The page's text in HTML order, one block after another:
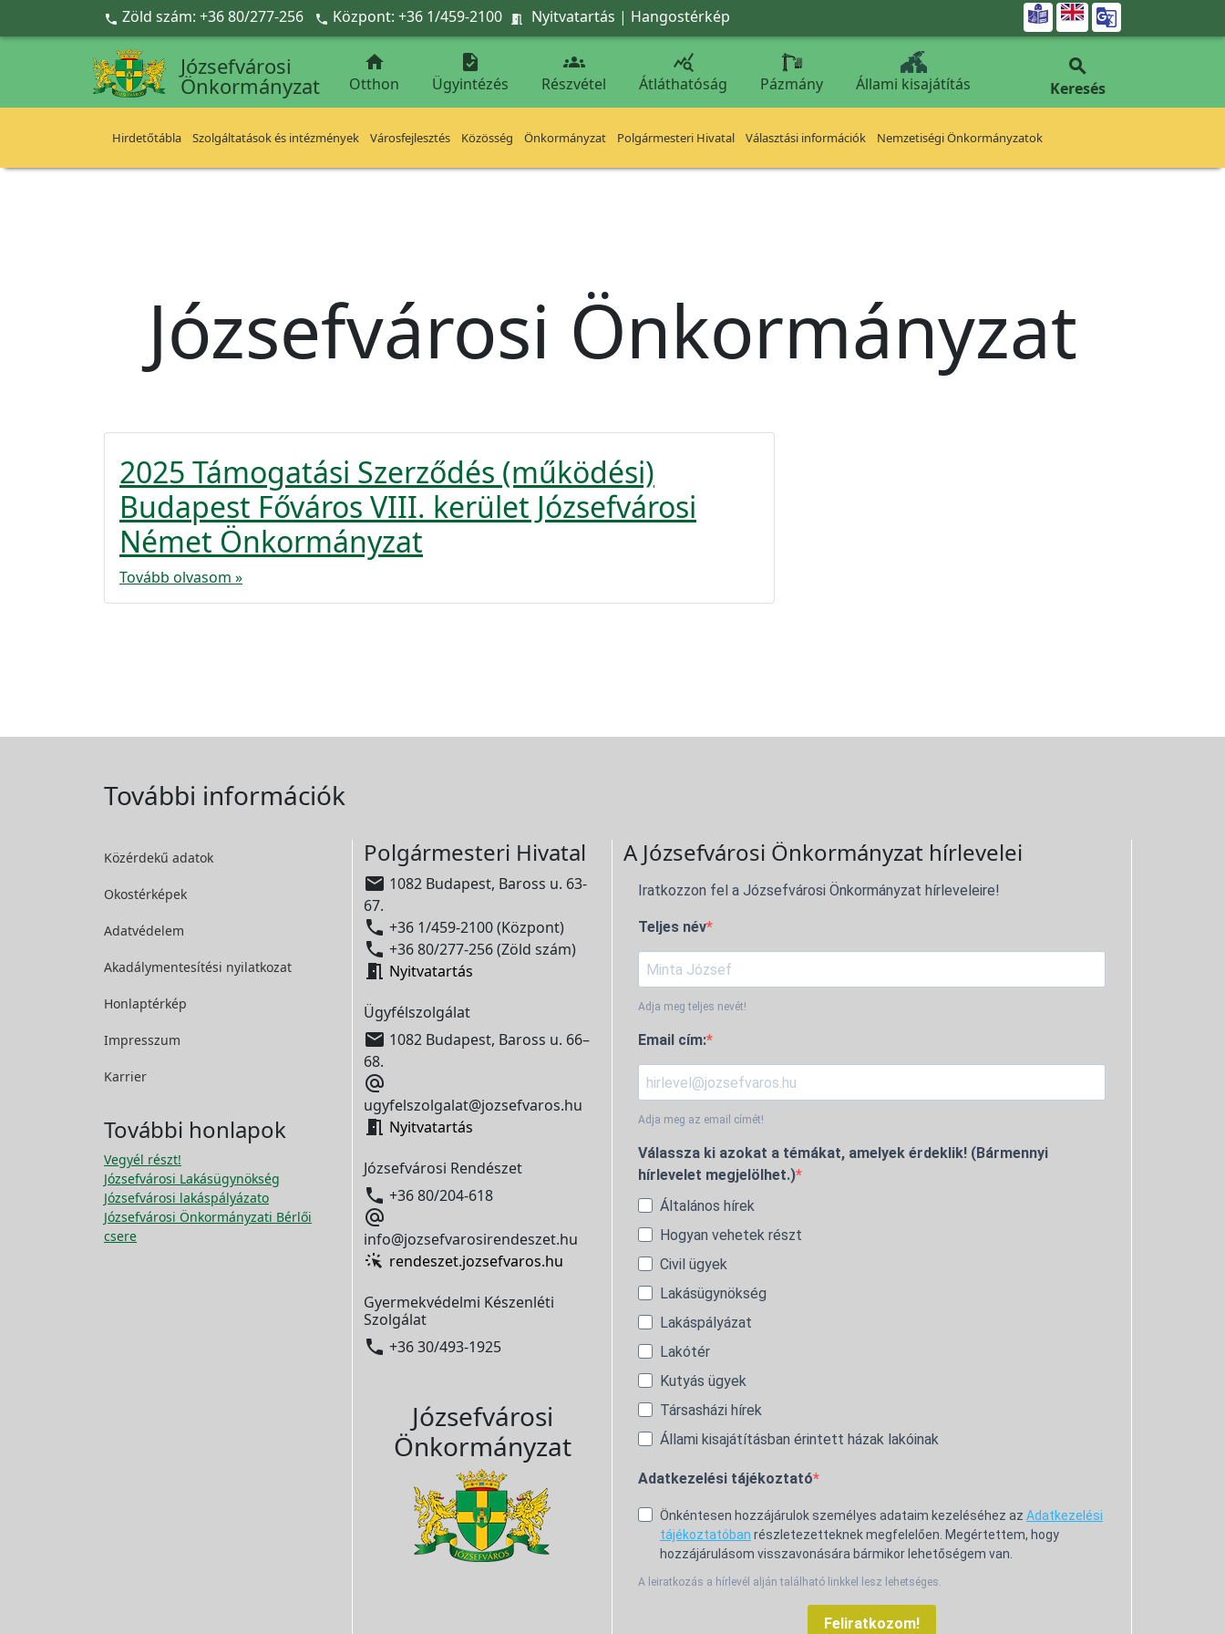
Ugrás a fő tartalomra
 Zöld szám: +36 80/277-256  Központ: +36 1/459-2100  Nyitvatartás | Hangostérkép 
Józsefvárosi
Önkormányzat

Otthon

Ügyintézés

Részvétel

Átláthatóság Pázmány Állami kisajátítás

Keresés
Hirdetőtábla Szolgáltatások és intézmények Városfejlesztés Közösség Önkormányzat Polgármesteri Hivatal Választási információk Nemzetiségi Önkormányzatok
Józsefvárosi Önkormányzat
2025 Támogatási Szerződés (működési)
Budapest Főváros VIII. kerület Józsefvárosi
Német Önkormányzat
Tovább olvasom »
További információk
Közérdekű adatok
Okostérképek
Adatvédelem
Akadálymentesítési nyilatkozat
Honlaptérkép
Impresszum
Karrier
További honlapok
Vegyél részt!
Józsefvárosi Lakásügynökség
Józsefvárosi lakáspályázato
Józsefvárosi Önkormányzati Bérlői
csere
Polgármesteri Hivatal
 1082 Budapest, Baross u. 63-
67.
 +36 1/459-2100 (Központ)
 +36 80/277-256 (Zöld szám)
 Nyitvatartás
Ügyfélszolgálat
 1082 Budapest, Baross u. 66–
68.

ugyfelszolgalat@jozsefvaros.hu
 Nyitvatartás
Józsefvárosi Rendészet
 +36 80/204-618

info@jozsefvarosirendeszet.hu
rendeszet.jozsefvaros.hu
Gyermekvédelmi Készenléti
Szolgálat
 +36 30/493-1925
Józsefvárosi
Önkormányzat
A Józsefvárosi Önkormányzat hírlevelei
Iratkozzon fel a Józsefvárosi Önkormányzat hírleveleire!
Teljes név
Adja meg teljes nevét!
Email cím:
Adja meg az email címét!
Válassza ki azokat a témákat, amelyek érdeklik! (Bármennyi
hírlevelet megjelölhet.)
Általános hírek
Hogyan vehetek részt
Civil ügyek
Lakásügynökség
Lakáspályázat
Lakótér
Kutyás ügyek
Társasházi hírek
Állami kisajátításban érintett házak lakóinak
Adatkezelési tájékoztató
Önkéntesen hozzájárulok személyes adataim kezeléséhez az Adatkezelési
tájékoztatóban részletezetteknek megfelelően. Megértettem, hogy
hozzájárulásom visszavonására bármikor lehetőségem van.
A leiratkozás a hírlevél alján található linkkel lesz lehetséges.
Feliratkozom!